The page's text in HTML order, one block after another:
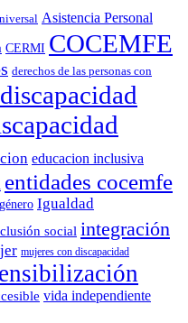
Asistencia Personal
CERMI COCEMFE
derechos de las personas con
discapacidad
educacion inclusiva
entidades cocemfe
género Igualdad
social integración
mujeres con discapacidad
vida independiente